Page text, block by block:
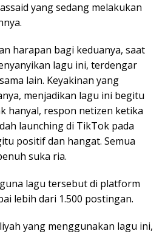
yang sedang melakukan
harapan bagi keduanya, saat
lagu ini, terdengar
lain. Keyakinan yang
menjadikan lagu ini begitu
hanyal, respon netizen ketika
launching di TikTok pada
positif dan hangat. Semua
suka ria.
lagu tersebut di platform
lebih dari 1.500 postingan.
yang menggunakan lagu ini,